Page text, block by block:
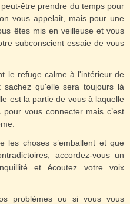
être prendre du temps pour
vous appelait, mais pour une
êtes mis en veilleuse et vous
subconscient essaie de vous
le refuge calme à l'intérieur de
qu'elle sera toujours là
est la partie de vous à laquelle
vous connecter mais c’est
les choses s’emballent et que
accordez-vous un
et écoutez votre voix
problèmes ou si vous vous